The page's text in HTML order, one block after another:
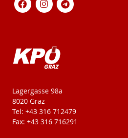
KPÖ-Steiermark
Lagergasse 98a
8020 Graz
Tel: +43 316 712479
Fax: +43 316 716291